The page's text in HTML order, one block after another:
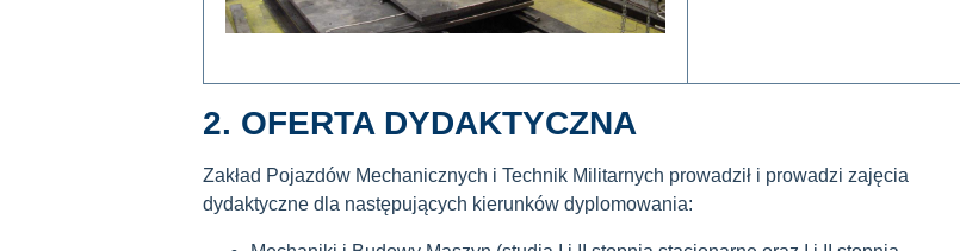
2. OFERTA DYDAKTYCZNA
Zakład Pojazdów Mechanicznych i Technik Militarnych prowadził i prowadzi zajęcia
dydaktyczne dla następujących kierunków dyplomowania: